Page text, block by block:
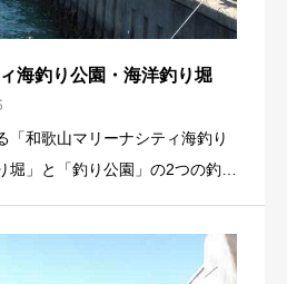
海釣り公園・海洋釣り堀
「和歌山マリーナシティ海釣り
」と「釣り公園」の2つの釣り
マチが釣り放題の「海洋釣り
好の波止釣りスポット「釣り公